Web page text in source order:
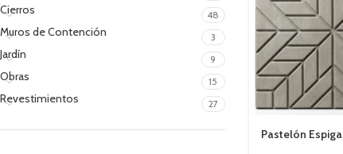
Cierros 48
Muros de Contención 3
Jardín 9
Obras 15
Revestimientos 27
Pastelón Espiga